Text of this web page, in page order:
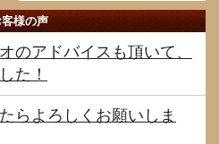
様の声
のアドバイスも頂いて、
た！
らよろしくお願いしま